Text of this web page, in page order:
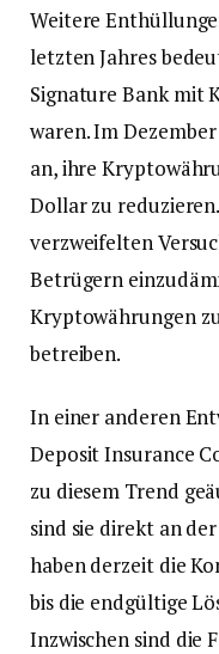
Weitere
letzten Jahres
Signature Bank mit
waren. Im
an, ihre
Dollar zu
verzweifelten
Betrügern
Kryptowährungen
betreiben.
In einer anderen
Deposit Insurance
zu diesem Trend
sind sie direkt an
haben derzeit die
bis die endgültige
Inzwischen sind die